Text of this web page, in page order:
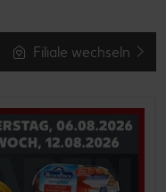
Filiale wechseln